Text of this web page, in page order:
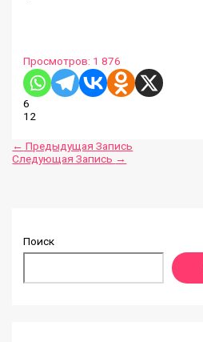
Просмотров: 1 876
6
12
← Предыдущая Запись
Следующая Запись →
Поиск